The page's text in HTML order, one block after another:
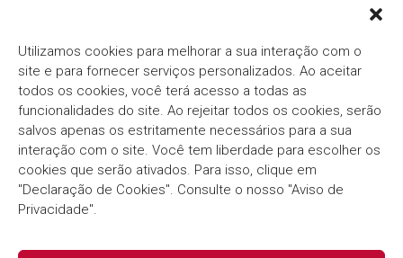
Utilizamos cookies para melhorar a sua interação com o
site e para fornecer serviços personalizados. Ao aceitar
todos os cookies, você terá acesso a todas as
funcionalidades do site. Ao rejeitar todos os cookies, serão
salvos apenas os estritamente necessários para a sua
interação com o site. Você tem liberdade para escolher os
cookies que serão ativados. Para isso, clique em
"Declaração de Cookies". Consulte o nosso "Aviso de
Privacidade".
Há mais de três décadas, oGrupo Thema®/Pólis®
segue com o compromisso em fornecer soluções
inovadoras e eficientes para o Setor Público.